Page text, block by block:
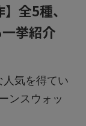
全5種、
挙紹介
気を得てい
ンスウォッ